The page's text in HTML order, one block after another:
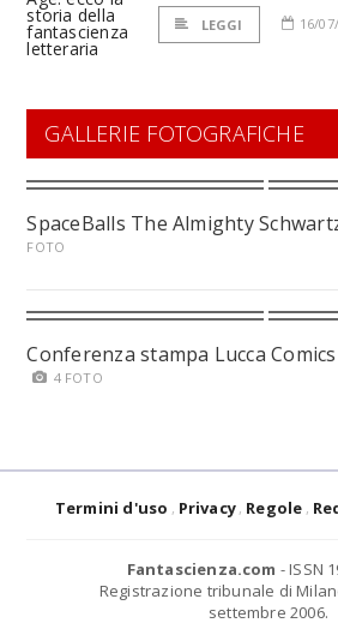
LEGGI 16/
GALLERIE FOTOGRAFICHE
SpaceBalls The Almighty Schwartz
FOTO
Conferenza stampa Lucca
4 FOTO
Termini d'uso Privacy Regole
Fantascienza.com - ISSN
Registrazione tribunale di
settembre 2006.